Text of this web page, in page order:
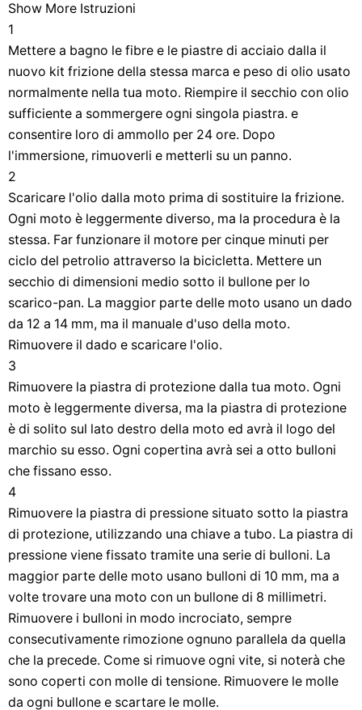
Show More Istruzioni
1
Mettere a bagno le fibre e le piastre di acciaio dalla il
nuovo kit frizione della stessa marca e peso di olio usato
normalmente nella tua moto. Riempire il secchio con olio
sufficiente a sommergere ogni singola piastra. e
consentire loro di ammollo per 24 ore. Dopo
l'immersione, rimuoverli e metterli su un panno.
2
Scaricare l'olio dalla moto prima di sostituire la frizione.
Ogni moto è leggermente diverso, ma la procedura è la
stessa. Far funzionare il motore per cinque minuti per
ciclo del petrolio attraverso la bicicletta. Mettere un
secchio di dimensioni medio sotto il bullone per lo
scarico-pan. La maggior parte delle moto usano un dado
da 12 a 14 mm, ma il manuale d'uso della moto.
Rimuovere il dado e scaricare l'olio.
3
Rimuovere la piastra di protezione dalla tua moto. Ogni
moto è leggermente diversa, ma la piastra di protezione
è di solito sul lato destro della moto ed avrà il logo del
marchio su esso. Ogni copertina avrà sei a otto bulloni
che fissano esso.
4
Rimuovere la piastra di pressione situato sotto la piastra
di protezione, utilizzando una chiave a tubo. La piastra di
pressione viene fissato tramite una serie di bulloni. La
maggior parte delle moto usano bulloni di 10 mm, ma a
volte trovare una moto con un bullone di 8 millimetri.
Rimuovere i bulloni in modo incrociato, sempre
consecutivamente rimozione ognuno parallela da quella
che la precede. Come si rimuove ogni vite, si noterà che
sono coperti con molle di tensione. Rimuovere le molle
da ogni bullone e scartare le molle.